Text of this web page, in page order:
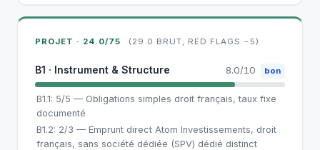
PROJET · 24.0/75 (29.0 BRUT, RED FLAGS −5)
B1 · Instrument & Structure 8.0/10 bon
B1.1: 5/5 — Obligations simples droit français, taux fixe
documenté
B1.2: 2/3 — Emprunt direct Atom Investissements, droit
français, sans société dédiée (SPV) dédié distinct